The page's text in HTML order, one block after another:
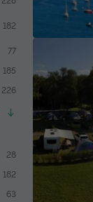
182
77
185
226
28
182
63